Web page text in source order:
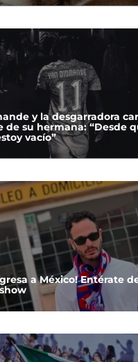
y la desgarradora
de su hermana: “Desde
vacío”
a México! Entérate